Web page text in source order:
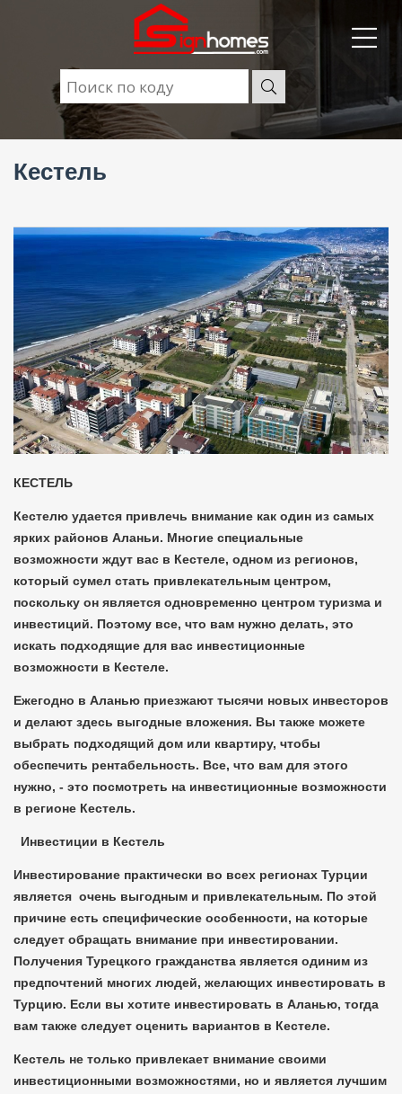
Кестель
КЕСТЕЛЬ
Кестелю удается привлечь внимание как один из самых
ярких районов Аланьи. Многие специальные
возможности ждут вас в Кестеле, одном из регионов,
который сумел стать привлекательным центром,
поскольку он является одновременно центром туризма и
инвестиций. Поэтому все, что вам нужно делать, это
искать подходящие для вас инвестиционные
возможности в Кестеле.
Ежегодно в Аланью приезжают тысячи новых инвесторов
и делают здесь выгодные вложения. Вы также можете
выбрать подходящий дом или квартиру, чтобы
обеспечить рентабельность. Все, что вам для этого
нужно, - это посмотреть на инвестиционные возможности
в регионе Кестель.
Инвестиции в Кестель
Инвестирование практически во всех регионах Турции
является очень выгодным и привлекательным. По этой
причине есть специфические особенности, на которые
следует обращать внимание при инвестировании.
Получения Турецкого гражданства является одиним из
предпочтений многих людей, желающих инвестировать в
Турцию. Если вы хотите инвестировать в Аланью, тогда
вам также следует оценить вариантов в Кестеле.
Кестель не только привлекает внимание своими
инвестиционными возможностями, но и является лучшим